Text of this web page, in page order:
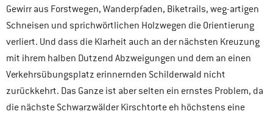
Gewirr aus Forstwegen, Wanderpfaden, Biketrails, weg-artigen
Schneisen und sprichwörtlichen Holzwegen die Orientierung
verliert. Und dass die Klarheit auch an der nächsten Kreuzung
mit ihrem halben Dutzend Abzweigungen und dem an einen
Verkehrsübungsplatz erinnernden Schilderwald nicht
zurückkehrt. Das Ganze ist aber selten ein ernstes Problem, da
die nächste Schwarzwälder Kirschtorte eh höchstens eine